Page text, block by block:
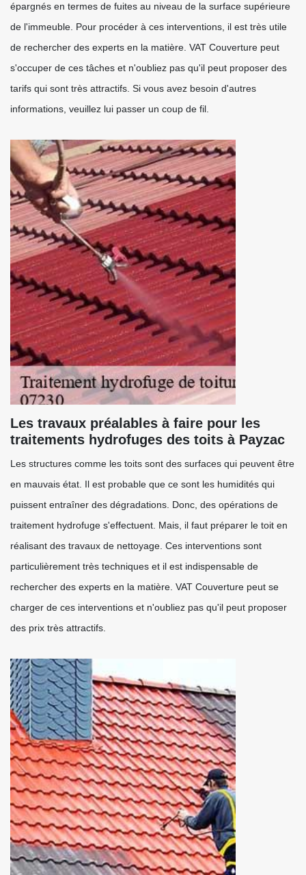
épargnés en termes de fuites au niveau de la surface supérieure
de l'immeuble. Pour procéder à ces interventions, il est très utile
de rechercher des experts en la matière. VAT Couverture peut
s'occuper de ces tâches et n'oubliez pas qu'il peut proposer des
tarifs qui sont très attractifs. Si vous avez besoin d'autres
informations, veuillez lui passer un coup de fil.
Les travaux préalables à faire pour les
traitements hydrofuges des toits à Payzac
Les structures comme les toits sont des surfaces qui peuvent être
en mauvais état. Il est probable que ce sont les humidités qui
puissent entraîner des dégradations. Donc, des opérations de
traitement hydrofuge s'effectuent. Mais, il faut préparer le toit en
réalisant des travaux de nettoyage. Ces interventions sont
particulièrement très techniques et il est indispensable de
rechercher des experts en la matière. VAT Couverture peut se
charger de ces interventions et n'oubliez pas qu'il peut proposer
des prix très attractifs.